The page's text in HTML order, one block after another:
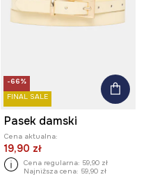
-66%
FINAL SALE
Pasek damski
Cena aktualna:
19,90 zł
Cena regularna: 59,90 zł
Najniższa cena: 59,90 zł